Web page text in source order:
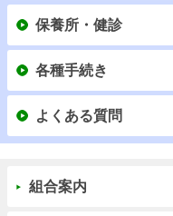
保養所・健診
各種手続き
よくある質問
組合案内